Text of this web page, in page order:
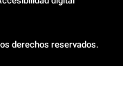
derechos reservados.